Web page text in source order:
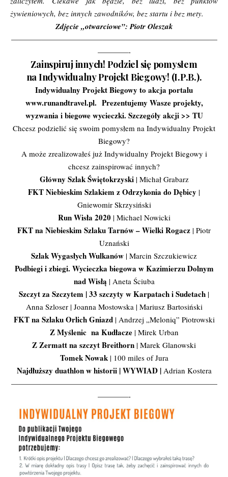
żywieniowych, bez innych zawodników, bez startu i bez mety.
Zdjęcie „otwarciowe”:Piotr Oleszak
———————————————————————————
————-
Zainspiruj innych! Podziel się pomysłem
na Indywidualny Projekt Biegowy! (I.P.B.).
Indywidualny Projekt Biegowy to akcja portalu
www.runandtravel.pl. Prezentujemy Wasze projekty,
wyzwania i biegowe wycieczki. Szczegóły akcji >> TU
Chcesz podzielić się swoim pomysłem na Indywidualny Projekt
Biegowy?
A może zrealizowałeś już Indywidualny Projekt Biegowy i
chcesz zainspirować innych?
Główny Szlak Świętokrzyski | Michał Grabarz
FKT Niebieskim Szlakiem z Odrzykonia do Dębicy |
Gniewomir Skrzysiński
Run Wisła 2020| Michael Nowicki
FKT na Niebieskim Szlaku Tarnów – Wielki Rogacz | Piotr
Uznański
Szlak Wygasłych Wulkanów | Marcin Szczukiewicz
Podbiegi i zbiegi. Wycieczka biegowa w Kazimierzu Dolnym
nad Wisłą | Aneta Ściuba
Szczyt za Szczytem | 33 szczyty w Karpatach i Sudetach |
Anna Szloser | Joanna Mostowska | Mariusz Bartosiński
FKT na Szlaku Orlich Gniazd | Andrzej „Meloniq” Piotrowski
Z Myślenic na Kudłacze| Mirek Urban
Z Zermatt na szczyt Breithorn | Marek Glanowski
Tomek Nowak| 100 miles of Jura
Najdłuższy duathlon w historii | WYWIAD | Adrian Kostera
———————————————————————————
————-